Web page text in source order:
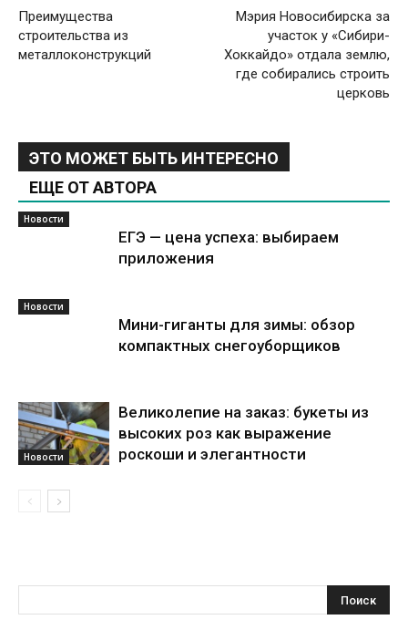
Преимущества
строительства из
металлоконструкций
Мэрия Новосибирска за
участок у «Сибири-
Хоккайдо» отдала землю,
где собирались строить
церковь
ЭТО МОЖЕТ БЫТЬ ИНТЕРЕСНО
ЕЩЕ ОТ АВТОРА
Новости
ЕГЭ — цена успеха: выбираем
приложения
Новости
Мини-гиганты для зимы: обзор
компактных снегоуборщиков
Новости
Великолепие на заказ: букеты из
высоких роз как выражение
роскоши и элегантности